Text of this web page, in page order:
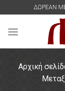
content
ΔΩΡΕΑΝ
Αρχική